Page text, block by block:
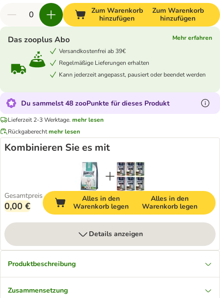
Zum Warenkorb
hinzufügen
Zum Warenkorb
hinzufügen
Das zooplus Abo
Mehr erfahren
Versandkostenfrei ab 39€
Regelmäßige Lieferungen erhalten
Kann jederzeit angepasst, pausiert oder beendet werden
Du sammelst 48 zooPunkte für dieses Produkt
Lieferzeit 2-3 Werktage. mehr lesen
Rückgaberechtmehr lesen
Kombinieren Sie es mit
Gesamtpreis
0,00 €
Alles in den
Warenkorb legen
Alles in den
Warenkorb legen
Details anzeigen
Produktbeschreibung
Zusammensetzung